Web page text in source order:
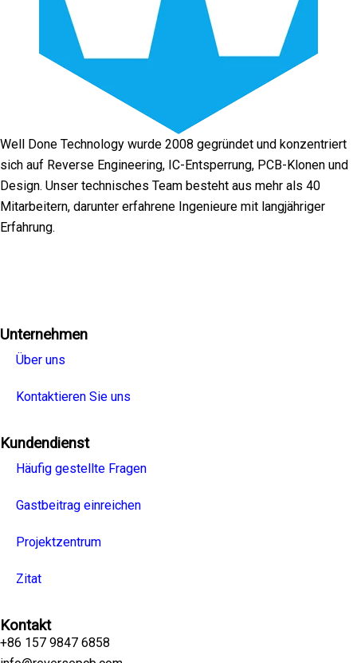
Well Done Technology wurde 2008 gegründet und konzentriert
sich auf Reverse Engineering, IC-Entsperrung, PCB-Klonen und
Design. Unser technisches Team besteht aus mehr als 40
Mitarbeitern, darunter erfahrene Ingenieure mit langjähriger
Erfahrung.
Unternehmen
Über uns
Kontaktieren Sie uns
Kundendienst
Häufig gestellte Fragen
Gastbeitrag einreichen
Projektzentrum
Zitat
Kontakt
+86 157 9847 6858